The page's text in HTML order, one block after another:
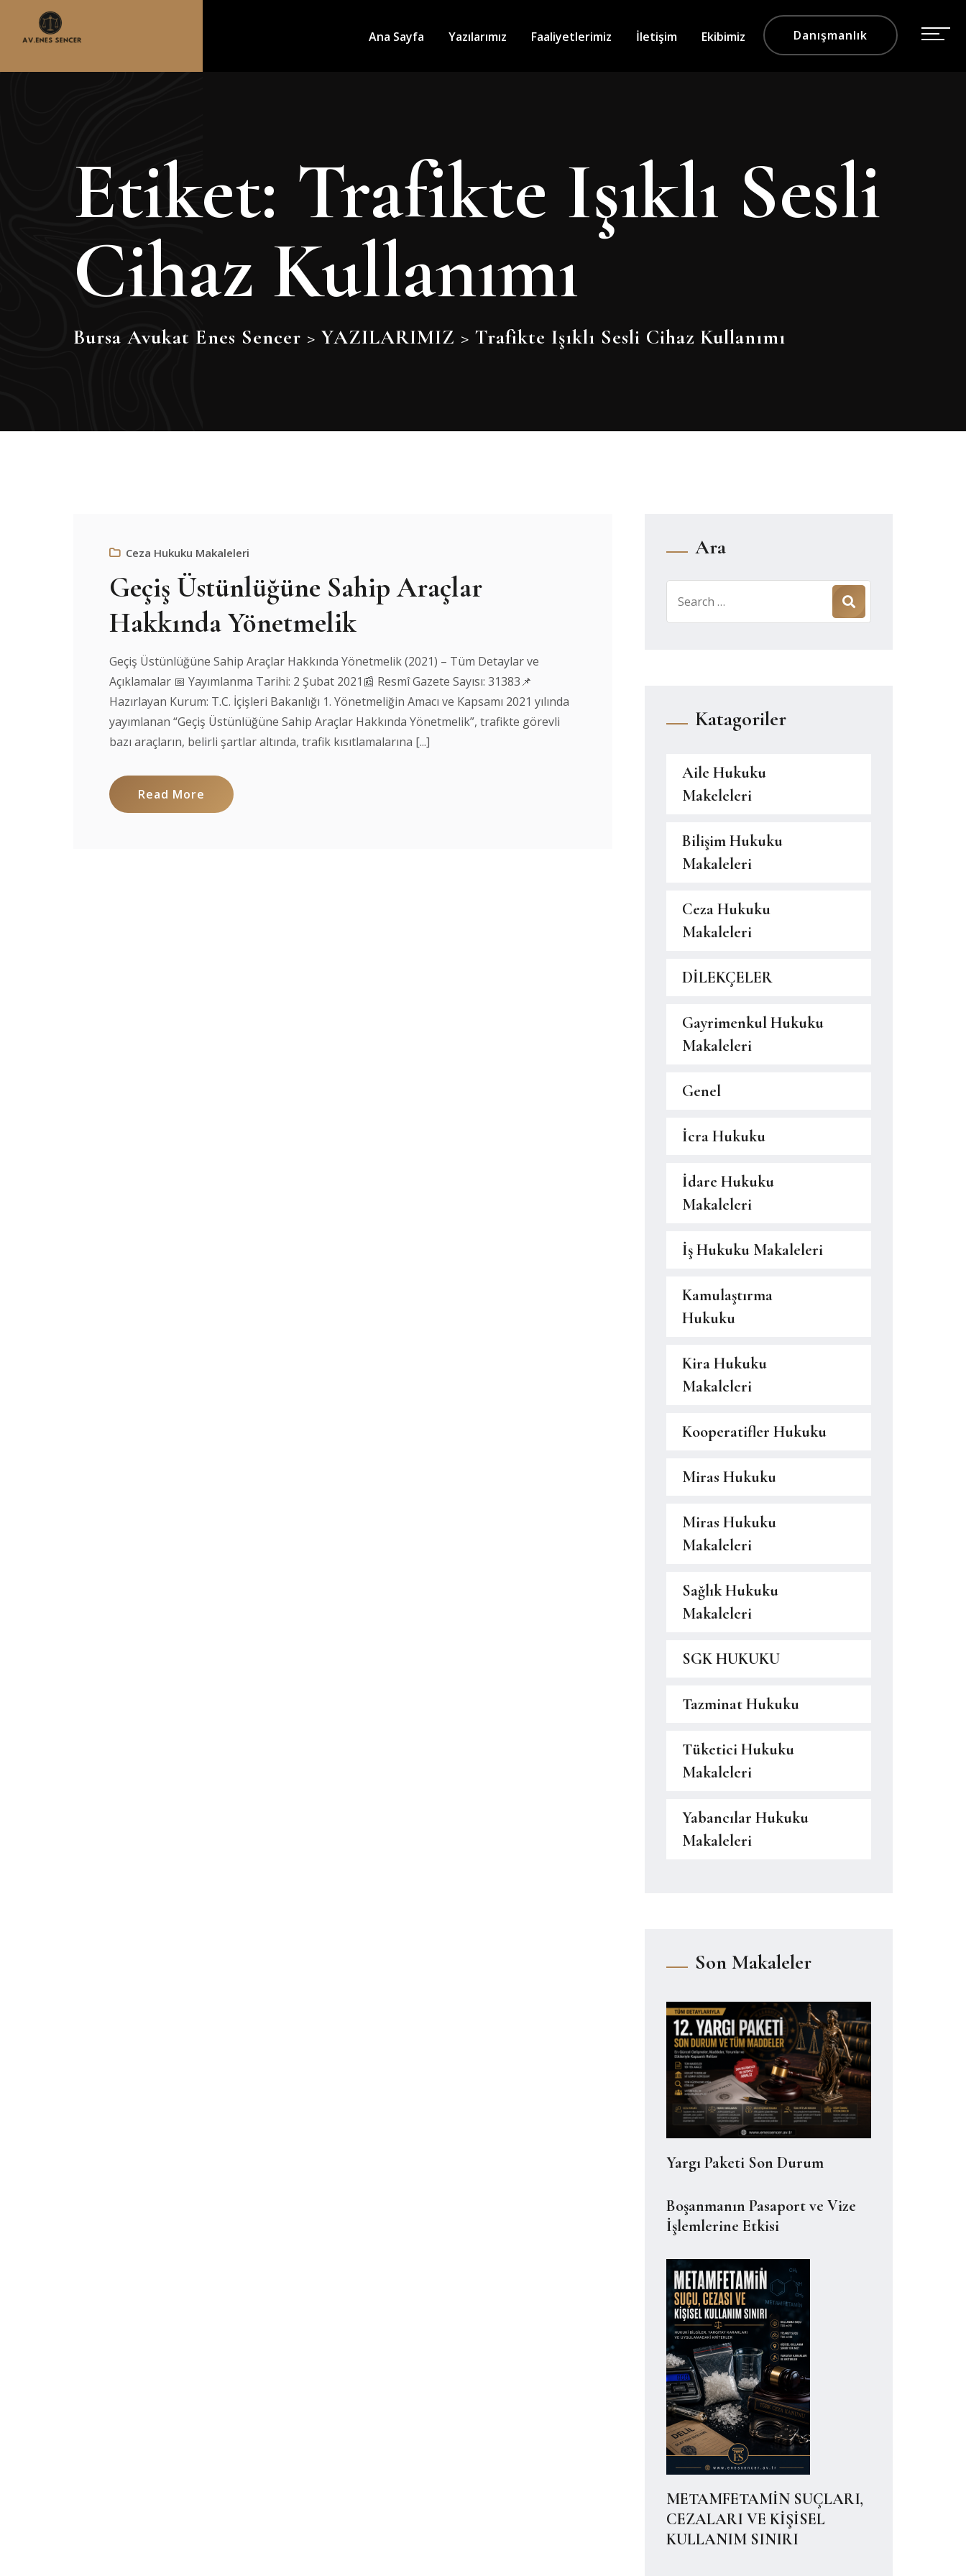
Ana Sayfa Yazılarımız Faaliyetlerimiz İletişim Ekibimiz Danışmanlık
Etiket: Trafikte Işıklı Sesli
Cihaz Kullanımı
Bursa Avukat Enes Sencer > YAZILARIMIZ > Trafikte Işıklı Sesli Cihaz Kullanımı
Ceza Hukuku Makaleleri
Geçiş Üstünlüğüne Sahip Araçlar
Hakkında Yönetmelik
Geçiş Üstünlüğüne Sahip Araçlar Hakkında Yönetmelik (2021) – Tüm Detaylar ve
Açıklamalar 📅 Yayımlanma Tarihi: 2 Şubat 2021📰 Resmî Gazete Sayısı: 31383📌
Hazırlayan Kurum: T.C. İçişleri Bakanlığı 1. Yönetmeliğin Amacı ve Kapsamı 2021 yılında
yayımlanan “Geçiş Üstünlüğüne Sahip Araçlar Hakkında Yönetmelik”, trafikte görevli
bazı araçların, belirli şartlar altında, trafik kısıtlamalarına [...]
Read More
Ara
for:
Katagoriler
Aile Hukuku
Makeleleri
Bilişim Hukuku
Makaleleri
Ceza Hukuku
Makaleleri
DİLEKÇELER
Gayrimenkul Hukuku
Makaleleri
Genel
İcra Hukuku
İdare Hukuku
Makaleleri
İş Hukuku Makaleleri
Kamulaştırma
Hukuku
Kira Hukuku
Makaleleri
Kooperatifler Hukuku
Miras Hukuku
Miras Hukuku
Makaleleri
Sağlık Hukuku
Makaleleri
SGK HUKUKU
Tazminat Hukuku
Tüketici Hukuku
Makaleleri
Yabancılar Hukuku
Makaleleri
Son Makaleler
Yargı Paketi Son Durum
Boşanmanın Pasaport ve Vize
İşlemlerine Etkisi
METAMFETAMİN SUÇLARI,
CEZALARI VE KİŞİSEL
KULLANIM SINIRI